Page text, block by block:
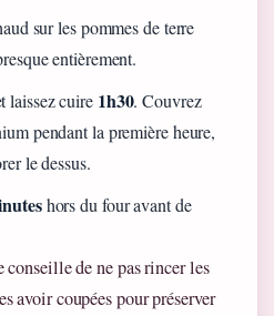
sur les pommes de terre
entièrement.
laissez cuire 1h30. Couvrez
pendant la première heure,
le dessus.
hors du four avant de
de ne pas rincer les
avoir coupées pour préserver